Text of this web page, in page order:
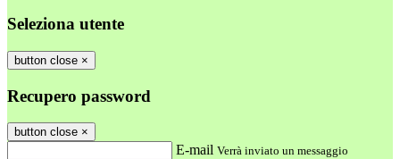
Seleziona utente
button close ×
Recupero password
button close ×
E-mail Verrà inviato un messaggio